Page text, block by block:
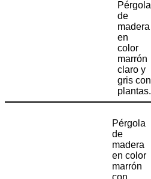
Pérgola
de
madera
en
color
marrón
claro y
gris con
plantas.
Pérgola
de
madera
en color
marrón
con